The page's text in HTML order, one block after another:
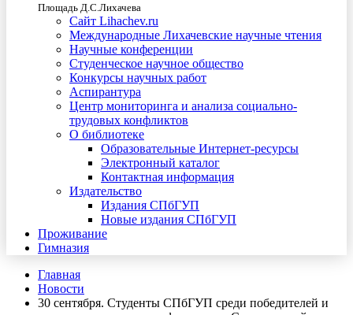
Площадь Д.С.Лихачева
Сайт Lihachev.ru
Международные Лихачевские научные чтения
Научные конференции
Студенческое научное общество
Конкурсы научных работ
Аспирантура
Центр мониторинга и анализа социально-
трудовых конфликтов
О библиотеке
Образовательные Интернет-ресурсы
Электронный каталог
Контактная информация
Издательство
Издания СПбГУП
Новые издания СПбГУП
Проживание
Гимназия
Главная
Новости
30 сентября. Студенты СПбГУП среди победителей и